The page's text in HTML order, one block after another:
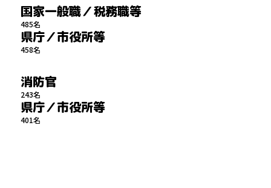
国家一般職／税務職等
485名
県庁／市役所等
458名
消防官
243名
県庁／市役所等
401名